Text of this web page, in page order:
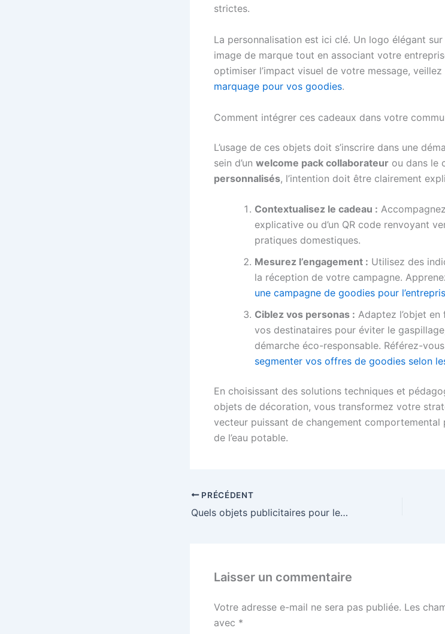
strictes.
La personnalisation est ici clé. Un logo élégant
image de marque tout en associant votre
optimiser l’impact visuel de votre message,
marquage pour vos goodies.
Comment intégrer ces cadeaux dans votre
L’usage de ces objets doit s’inscrire dans une
sein d’un welcome pack collaborateur ou dans le
personnalisés, l’intention doit être clairement
Contextualisez le cadeau :
explicative ou d’un QR code renvoyant
pratiques domestiques.
Mesurez l’engagement : Utilisez des
la réception de votre campagne.
une campagne de goodies pour
Ciblez vos personas : Adaptez l’objet
vos destinataires pour éviter le
démarche éco-responsable. Référez-
segmenter vos offres de goodies selon
En choisissant des solutions techniques et
objets de décoration, vous transformez votre
vecteur puissant de changement
de l’eau potable.
PRÉCÉDENT
Quels objets publicitaires pour le secteur des transports ferroviaires régionaux en 2026 ?
Laisser un commentaire
Votre adresse e-mail ne sera pas publiée. Les
avec *